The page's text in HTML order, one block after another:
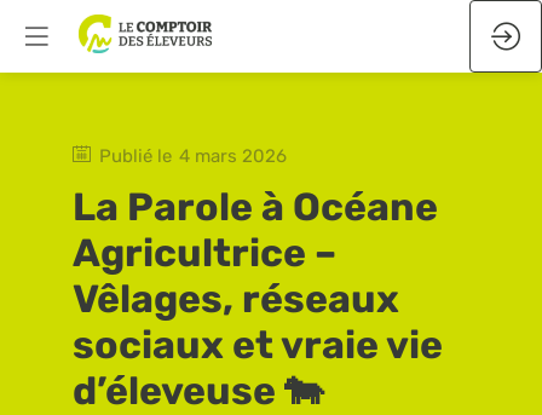
Publié le 4 mars 2026
La Parole à Océane
Agricultrice –
Vêlages, réseaux
sociaux et vraie vie
d’éleveuse 🐄